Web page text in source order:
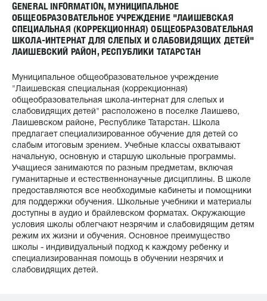
GENERAL INFORMATION, МУНИЦИПАЛЬНОЕ
ОБЩЕОБРАЗОВАТЕЛЬНОЕ УЧРЕЖДЕНИЕ "ЛАИШЕВСКАЯ
СПЕЦИАЛЬНАЯ (КОРРЕКЦИОННАЯ) ОБЩЕОБРАЗОВАТЕЛЬНАЯ
ШКОЛА-ИНТЕРНАТ ДЛЯ СЛЕПЫХ И СЛАБОВИДЯЩИХ ДЕТЕЙ"
ЛАИШЕВСКИЙ РАЙОН, РЕСПУБЛИКИ ТАТАРСТАН
Муниципальное общеобразовательное учреждение
"Лаишевская специальная (коррекционная)
общеобразовательная школа-интернат для слепых и
слабовидящих детей" расположено в поселке Лаишево,
Лаишевском районе, Республике Татарстан. Школа
предлагает специализированное обучение для детей со
слабым итоговым зрением. Учебные классы охватывают
начальную, основную и старшую школьные программы.
Учащиеся занимаются по разным предметам, включая
гуманитарные и естественнонаучные дисциплины. В школе
предоставляются все необходимые кабинеты и помощники
для поддержки обучения. Школьные учебники и материалы
доступны в аудио и брайлевском форматах. Окружающие
условия школы облегчают незрячим и слабовидящим детям
режим их жизни и обучения. Основное преимущество
школы - индивидуальный подход к каждому ребенку и
специализированная помощь в обучении незрячих и
слабовидящих детей.